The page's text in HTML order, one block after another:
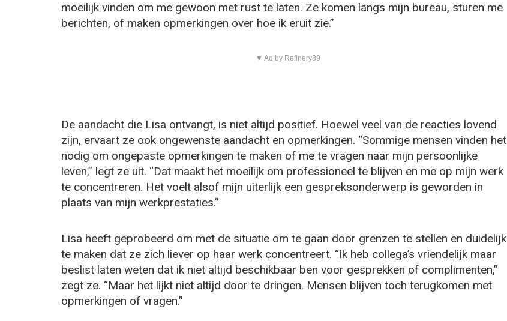
moeilijk vinden om me gewoon met rust te laten. Ze komen langs mijn bureau, sturen me
berichten, of maken opmerkingen over hoe ik eruit zie.”
▼ Ad by Refinery89
De aandacht die Lisa ontvangt, is niet altijd positief. Hoewel veel van de reacties lovend
zijn, ervaart ze ook ongewenste aandacht en opmerkingen. “Sommige mensen vinden het
nodig om ongepaste opmerkingen te maken of me te vragen naar mijn persoonlijke
leven,” legt ze uit. “Dat maakt het moeilijk om professioneel te blijven en me op mijn werk
te concentreren. Het voelt alsof mijn uiterlijk een gespreksonderwerp is geworden in
plaats van mijn werkprestaties.”
Lisa heeft geprobeerd om met de situatie om te gaan door grenzen te stellen en duidelijk
te maken dat ze zich liever op haar werk concentreert. “Ik heb collega’s vriendelijk maar
beslist laten weten dat ik niet altijd beschikbaar ben voor gesprekken of complimenten,”
zegt ze. “Maar het lijkt niet altijd door te dringen. Mensen blijven toch terugkomen met
opmerkingen of vragen.”